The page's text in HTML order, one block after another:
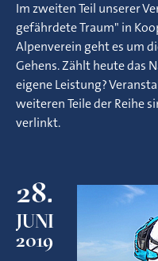
Im zweiten Teil unserer
gefährdete Traum" in
Alpenverein geht es um
Gehens. Zählt heute das
eigene Leistung?
weiteren Teile der Reihe
verlinkt.
28.
JUNI
2019